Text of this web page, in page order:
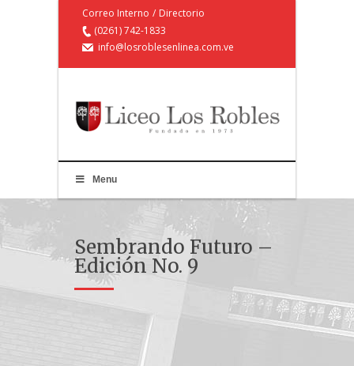
Correo Interno / Directorio
(0261) 742-1833
info@losroblesenlinea.com.ve
Menu
Sembrando Futuro –
Edición No. 9